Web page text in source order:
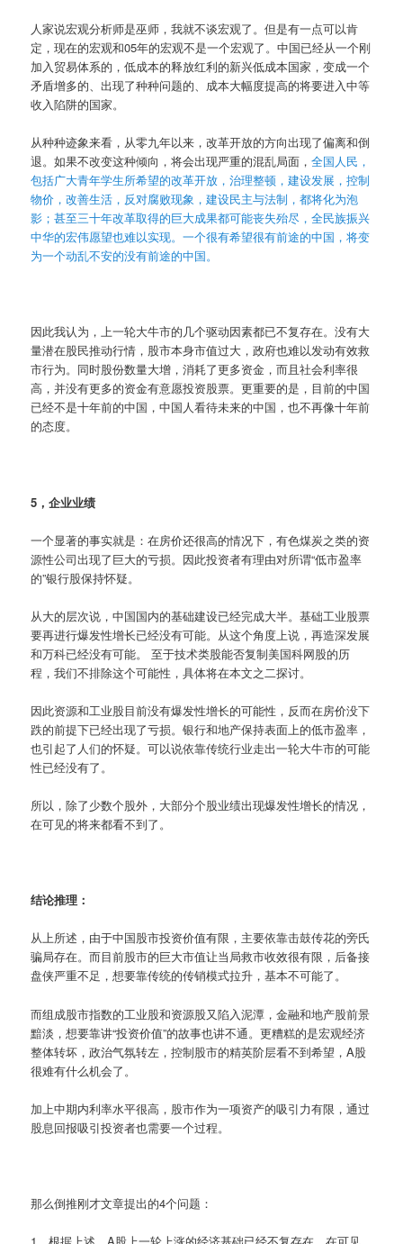
人家说宏观分析师是巫师，我就不谈宏观了。但是有一点可以肯
定，现在的宏观和05年的宏观不是一个宏观了。中国已经从一个刚
加入贸易体系的，低成本的释放红利的新兴低成本国家，变成一个
矛盾增多的、出现了种种问题的、成本大幅度提高的将要进入中等
收入陷阱的国家。
从种种迹象来看，从零九年以来，改革开放的方向出现了偏离和倒
退。如果不改变这种倾向，将会出现严重的混乱局面，全国人民，
包括广大青年学生所希望的改革开放，治理整顿，建设发展，控制
物价，改善生活，反对腐败现象，建设民主与法制，都将化为泡
影；甚至三十年改革取得的巨大成果都可能丧失殆尽，全民族振兴
中华的宏伟愿望也难以实现。一个很有希望很有前途的中国，将变
为一个动乱不安的没有前途的中国。
因此我认为，上一轮大牛市的几个驱动因素都已不复存在。没有大
量潜在股民推动行情，股市本身市值过大，政府也难以发动有效救
市行为。同时股份数量大增，消耗了更多资金，而且社会利率很
高，并没有更多的资金有意愿投资股票。更重要的是，目前的中国
已经不是十年前的中国，中国人看待未来的中国，也不再像十年前
的态度。
5，企业业绩
一个显著的事实就是：在房价还很高的情况下，有色煤炭之类的资
源性公司出现了巨大的亏损。因此投资者有理由对所谓“低市盈率
的”银行股保持怀疑。
从大的层次说，中国国内的基础建设已经完成大半。基础工业股票
要再进行爆发性增长已经没有可能。从这个角度上说，再造深发展
和万科已经没有可能。 至于技术类股能否复制美国科网股的历
程，我们不排除这个可能性，具体将在本文之二探讨。
因此资源和工业股目前没有爆发性增长的可能性，反而在房价没下
跌的前提下已经出现了亏损。银行和地产保持表面上的低市盈率，
也引起了人们的怀疑。可以说依靠传统行业走出一轮大牛市的可能
性已经没有了。
所以，除了少数个股外，大部分个股业绩出现爆发性增长的情况，
在可见的将来都看不到了。
结论推理：
从上所述，由于中国股市投资价值有限，主要依靠击鼓传花的旁氏
骗局存在。而目前股市的巨大市值让当局救市收效很有限，后备接
盘侠严重不足，想要靠传统的传销模式拉升，基本不可能了。
而组成股市指数的工业股和资源股又陷入泥潭，金融和地产股前景
黯淡，想要靠讲“投资价值”的故事也讲不通。更糟糕的是宏观经济
整体转坏，政治气氛转左，控制股市的精英阶层看不到希望，A股
很难有什么机会了。
加上中期内利率水平很高，股市作为一项资产的吸引力有限，通过
股息回报吸引投资者也需要一个过程。
那么倒推刚才文章提出的4个问题：